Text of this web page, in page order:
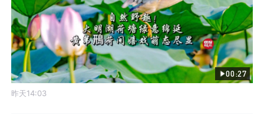
00:27
昨天14:03